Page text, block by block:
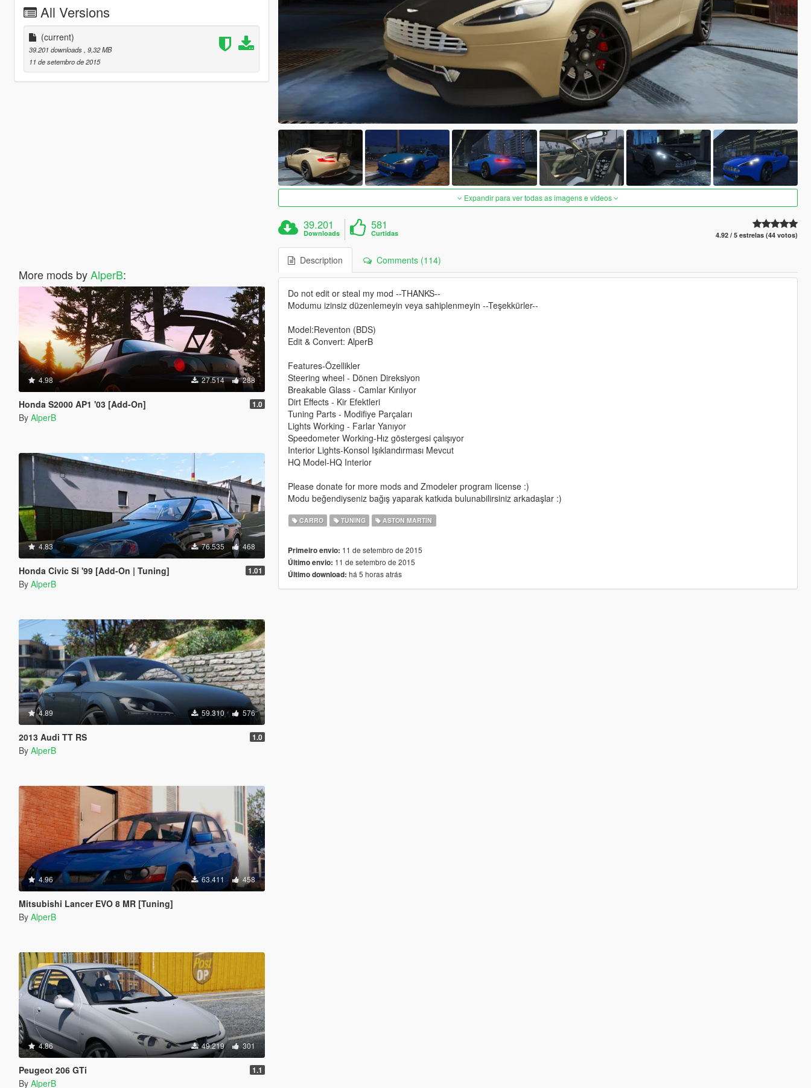
All Versions
(current)
39.201 downloads , 9,32 MB
11 de setembro de 2015
More mods byAlperB:
4.98 27.514 288
Honda S2000 AP1 '03 [Add-On] 1.0
By AlperB
4.83 76.535 468
Honda Civic Si '99 [Add-On | Tuning] 1.01
By AlperB
4.89 59.310 576
2013 Audi TT RS 1.0
By AlperB
4.96 63.411 458
Mitsubishi Lancer EVO 8 MR [Tuning]
By AlperB
4.86 49.219 301
Peugeot 206 GTi 1.1
By AlperB
Expandir para ver todas as imagens e vídeos
39.201
Downloads
581
Curtidas 4.92 / 5 estrelas (44 votos)
Description Comments (114)
Do not edit or steal my mod --THANKS--
Modumu izinsiz düzenlemeyin veya sahiplenmeyin --Teşekkürler--
Model:Reventon (BDS)
Edit & Convert: AlperB
Features-Özellikler
Steering wheel - Dönen Direksiyon
Breakable Glass - Camlar Kırılıyor
Dirt Effects - Kir Efektleri
Tuning Parts - Modifiye Parçaları
Lights Working - Farlar Yanıyor
Speedometer Working-Hız göstergesi çalışıyor
Interior Lights-Konsol Işıklandırması Mevcut
HQ Model-HQ Interior
Please donate for more mods and Zmodeler program license :)
Modu beğendiyseniz bağış yaparak katkıda bulunabilirsiniz arkadaşlar :)
CARRO TUNING ASTON MARTIN
Primeiro envio: 11 de setembro de 2015
Último envio: 11 de setembro de 2015
Último download: há 5 horas atrás